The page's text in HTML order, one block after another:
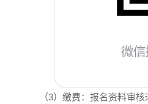
（3）缴费：报名资料审